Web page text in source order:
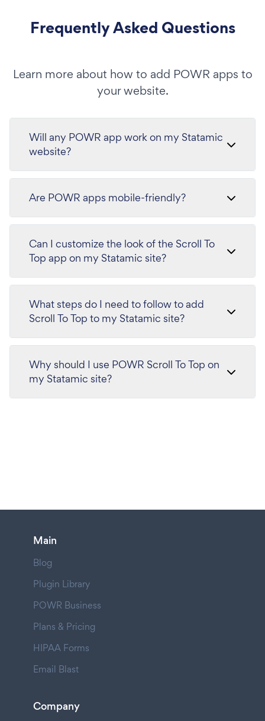
Frequently Asked Questions
Learn more about how to add POWR apps to
your website.
Will any POWR app work on my Statamic
website?
Are POWR apps mobile-friendly?
Can I customize the look of the Scroll To
Top app on my Statamic site?
What steps do I need to follow to add
Scroll To Top to my Statamic site?
Why should I use POWR Scroll To Top on
my Statamic site?
Main
Blog
Plugin Library
POWR Business
Plans & Pricing
HIPAA Forms
Email Blast
Company